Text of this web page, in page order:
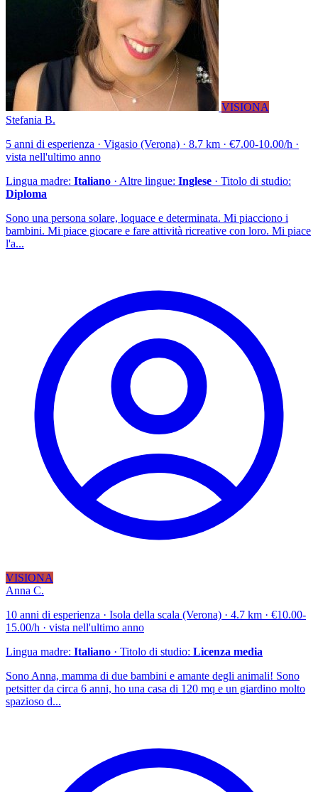
VISIONA
Stefania B.
5 anni di esperienza · Vigasio (Verona) · 8.7 km · €7.00-10.00/h ·
vista nell'ultimo anno
Lingua madre: Italiano · Altre lingue: Inglese · Titolo di studio:
Diploma
Sono una persona solare, loquace e determinata. Mi piacciono i
bambini. Mi piace giocare e fare attività ricreative con loro. Mi piace
l'a...
VISIONA
Anna C.
10 anni di esperienza · Isola della scala (Verona) · 4.7 km · €10.00-
15.00/h · vista nell'ultimo anno
Lingua madre: Italiano · Titolo di studio: Licenza media
Sono Anna, mamma di due bambini e amante degli animali! Sono
petsitter da circa 6 anni, ho una casa di 120 mq e un giardino molto
spazioso d...